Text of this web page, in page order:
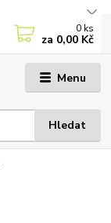
Menu
Hledat
0 ks
za 0,00 Kč